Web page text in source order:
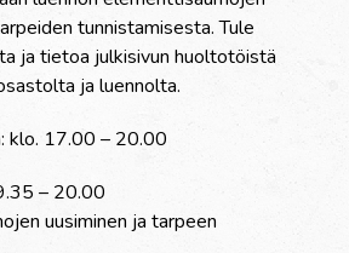
tunnistamisesta. Tule
ja tietoa julkisivun huoltotöistä
ja luennolta.
klo. 17.00 – 20.00
– 20.00
uusiminen ja tarpeen